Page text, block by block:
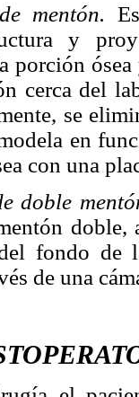
mentón.
y
porción
cerca del
se
en
con una
doble
fondo de
de una